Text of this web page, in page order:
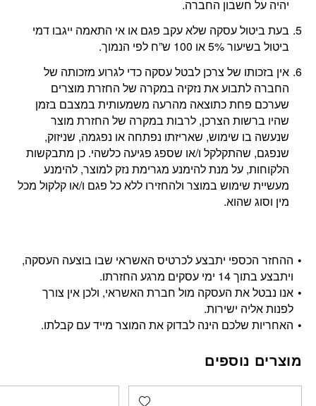
יהיה על חשבון החברה.
בעת ביטול עסקה שלא עקב פגם או אי התאמה ייגבו דמי
ביטול בשיעור 5% או 100 ש”ח לפי הנמוך.
אין בזכותו של צרכן לבטל עסקה כדי לגרוע מזכותה של
החברה לתבוע את נזקיה במקרה של החזרת מוצרים
שערכם פחת כתוצאה מהרעה משמעותית במצבם בזמן
שהיו ברשות הצרכן, לרבות במקרה של החזרת מוצר
שנעשה בו שימוש, שאריזתו נפתחה או נפגמה, שניזוק,
שנפגם, שהתקלקל ו/או שספג פגיעה כלשהי. כן מתבקשות
הלקוחות, על מנת להימנע מגרימת נזק למוצר, להימנע
מעשיית שימוש במוצר ולהחזירו ללא כל פגם ו/או קלקול מכל
מין וסוג שהוא.
ההחזר הכספי יתבצע לכרטיס האשראי שבו בוצעה העסקה,
ויתבצע בתוך 14 ימי עסקים מרגע החזרתו.
אנו נבטל את העסקה מול חברת האשראי, ולכן אין צורך
לפנות אליה ישירות.
האחריות שלכם הינה לבדוק את המוצר מייד עם קבלתו.
מוצרים נוספים
Add wishlist